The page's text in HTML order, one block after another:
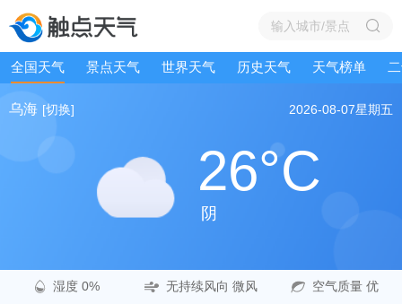
全国天气 景点天气 世界天气 历史天气 天气榜单
乌海 [切换] 2026-08-07星期五
26°C
阴
湿度 0% 无持续风向 微风 空气质量 优